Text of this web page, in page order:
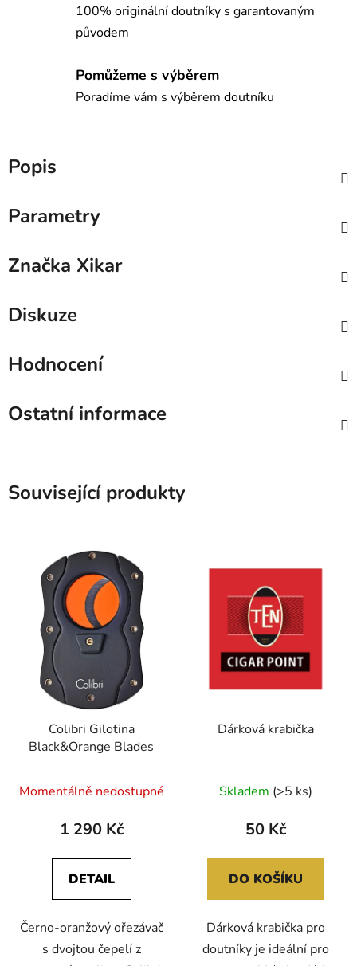
100% originální doutníky s garantovaným
původem
Pomůžeme s výběrem
Poradíme vám s výběrem doutníku
Popis
Parametry
Značka Xikar
Diskuze
Hodnocení
Ostatní informace
Související produkty
Colibri Gilotina
Black&Orange Blades
Momentálně nedostupné
1 290 Kč
DETAIL
Černo-oranžový ořezávač
s dvojtou čepelí z
Dárková krabička
Skladem (>5 ks)
50 Kč
DO KOŠÍKU
Dárková krabička pro
doutníky je ideální pro